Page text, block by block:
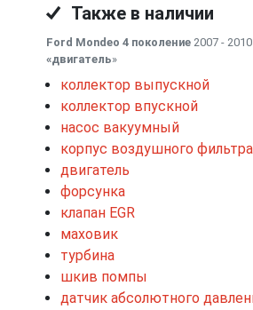
Также в наличии
Ford Mondeo 4 поколение 2007 -
«двигатель»
коллектор выпускной
коллектор впускной
насос вакуумный
корпус воздушного фильтра
двигатель
форсунка
клапан EGR
маховик
турбина
шкив помпы
датчик абсолютного